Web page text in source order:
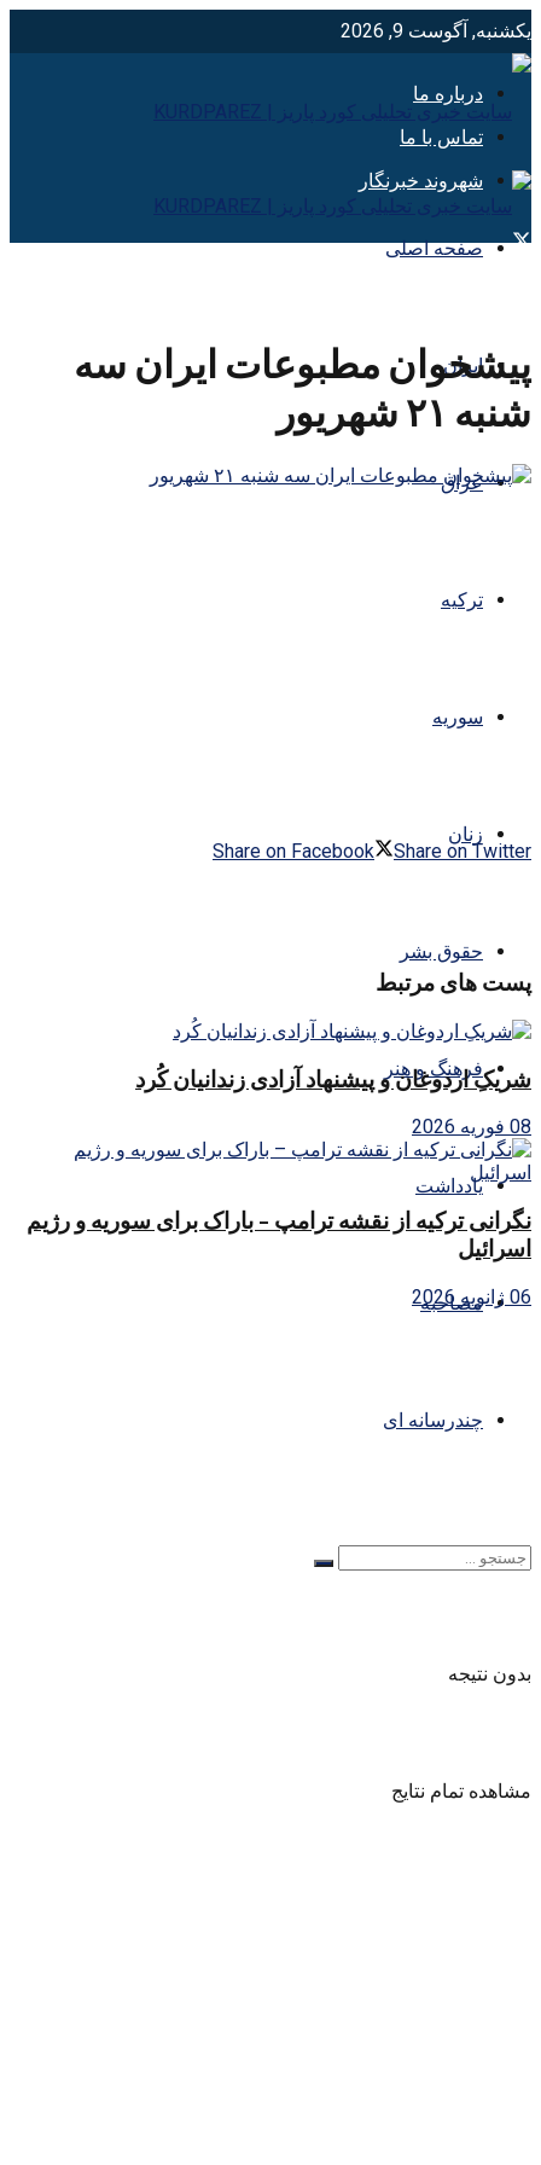
یکشنبه, آگوست 9, 2026
درباره ما
تماس با ما
شهروند خبرنگار
صفحه اصلی
ایران
عراق
ترکیه
سوریه
زنان
حقوق بشر
فرهنگ و هنر
یادداشت
مصاحبه
چندرسانه ای
بدون نتیجه
مشاهده تمام نتایج
پیشخوان مطبوعات ایران سه
شنبه ۲۱ شهریور
Share on Facebook Share on Twitter
پست های مرتبط
شریکِ اردوغان و پیشنهاد آزادی زندانیان کُرد
08 فوریه 2026
نگرانی ترکیه از نقشه ترامپ – باراک برای سوریه و رژیم
اسرائیل
06 ژانویه 2026